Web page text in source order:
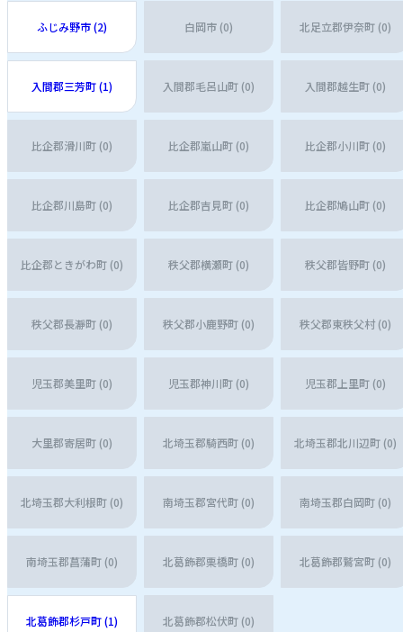
ふじみ野市 (2) 白岡市 (0) 北足立郡伊奈町 (0)
入間郡三芳町 (1) 入間郡毛呂山町 (0) 入間郡越生町 (0)
比企郡滑川町 (0) 比企郡嵐山町 (0) 比企郡小川町 (0)
比企郡川島町 (0) 比企郡吉見町 (0) 比企郡鳩山町 (0)
比企郡ときがわ町 (0) 秩父郡横瀬町 (0) 秩父郡皆野町 (0)
秩父郡長瀞町 (0) 秩父郡小鹿野町 (0) 秩父郡東秩父村 (0)
児玉郡美里町 (0) 児玉郡神川町 (0) 児玉郡上里町 (0)
大里郡寄居町 (0) 北埼玉郡騎西町 (0) 北埼玉郡北川辺町 (0)
北埼玉郡大利根町 (0) 南埼玉郡宮代町 (0) 南埼玉郡白岡町 (0)
南埼玉郡菖蒲町 (0) 北葛飾郡栗橋町 (0) 北葛飾郡鷲宮町 (0)
北葛飾郡杉戸町 (1) 北葛飾郡松伏町 (0)